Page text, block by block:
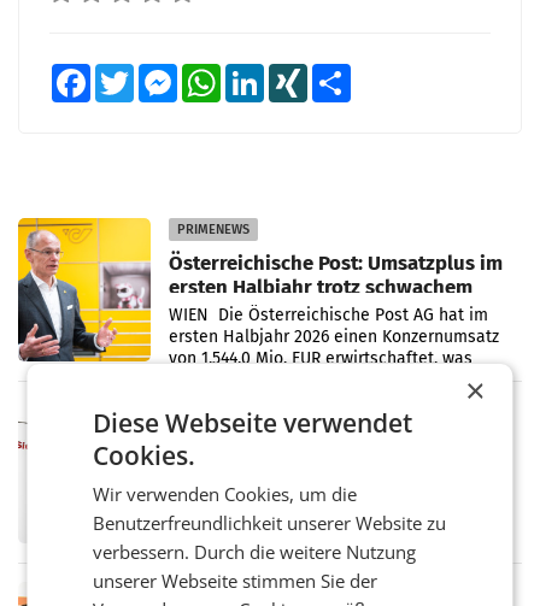
FacebookTwitter MessengerWhatsAppLinkedInXING
PRIMENEWS
Österreichische Post: Umsatzplus im
ersten Halbjahr trotz schwachem
Briefgeschäft
WIEN Die Österreichische Post AG hat im
ersten Halbjahr 2026 einen Konzernumsatz
von 1.544,0 Mio. EUR erwirtschaftet, was
einem Plus von 3,8 Prozent gegenüber dem
MARKETING & MEDIA
ProSiebenSat.1 spart und macht
überraschend viel Gewinn
UNTERFÖHRING/MAILAND/AMSTERDAM. Der
Fernsehkonzern ProSiebenSat.1 hat im
Frühjahr dank Kostensenkungen operativ
wieder Gewinn gemacht und die
Markterwartung deutlich übertroffen.
RETAIL
×
Diese Webseite verwendet
Cookies.
Wir verwenden Cookies, um die
Benutzerfreundlichkeit unserer Website zu
verbessern. Durch die weitere Nutzung
unserer Webseite stimmen Sie der